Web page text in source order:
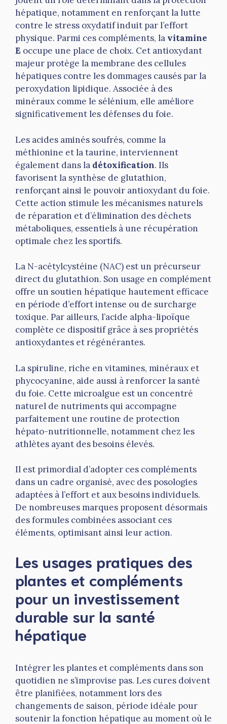
hépatique, notamment en renforçant la lutte
contre le stress oxydatif induit par l’effort
physique. Parmi ces compléments, la vitamine
E occupe une place de choix. Cet antioxydant
majeur protège la membrane des cellules
hépatiques contre les dommages causés par la
peroxydation lipidique. Associée à des
minéraux comme le sélénium, elle améliore
significativement les défenses du foie.
Les acides aminés soufrés, comme la
méthionine et la taurine, interviennent
également dans la détoxification. Ils
favorisent la synthèse de glutathion,
renforçant ainsi le pouvoir antioxydant du foie.
Cette action stimule les mécanismes naturels
de réparation et d’élimination des déchets
métaboliques, essentiels à une récupération
optimale chez les sportifs.
La N-acétylcystéine (NAC) est un précurseur
direct du glutathion. Son usage en complément
offre un soutien hépatique hautement efficace
en période d’effort intense ou de surcharge
toxique. Par ailleurs, l’acide alpha-lipoïque
complète ce dispositif grâce à ses propriétés
antioxydantes et régénérantes.
La spiruline, riche en vitamines, minéraux et
phycocyanine, aide aussi à renforcer la santé
du foie. Cette microalgue est un concentré
naturel de nutriments qui accompagne
parfaitement une routine de protection
hépato-nutritionnelle, notamment chez les
athlètes ayant des besoins élevés.
Il est primordial d’adopter ces compléments
dans un cadre organisé, avec des posologies
adaptées à l’effort et aux besoins individuels.
De nombreuses marques proposent désormais
des formules combinées associant ces
éléments, optimisant ainsi leur action.
Les usages pratiques des
plantes et compléments
pour un investissement
durable sur la santé
hépatique
Intégrer les plantes et compléments dans son
quotidien ne s’improvise pas. Les cures doivent
être planifiées, notamment lors des
changements de saison, période idéale pour
soutenir la fonction hépatique au moment où le